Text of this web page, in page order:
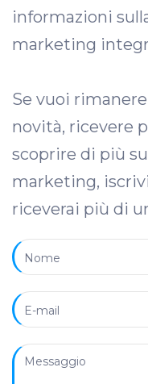
informazioni
marketing
Se vuoi
novità, ricevere
scoprire di più
marketing,
riceverai più di